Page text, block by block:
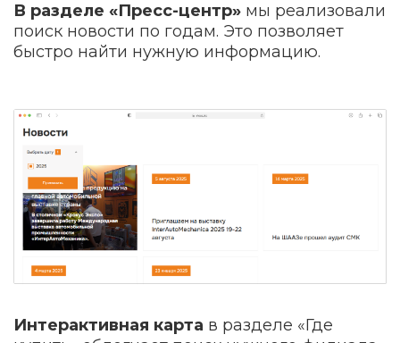
В разделе «Пресс-центр» мы реализовали
поиск новости по годам. Это позволяет
быстро найти нужную информацию.
Интерактивная карта в разделе «Где